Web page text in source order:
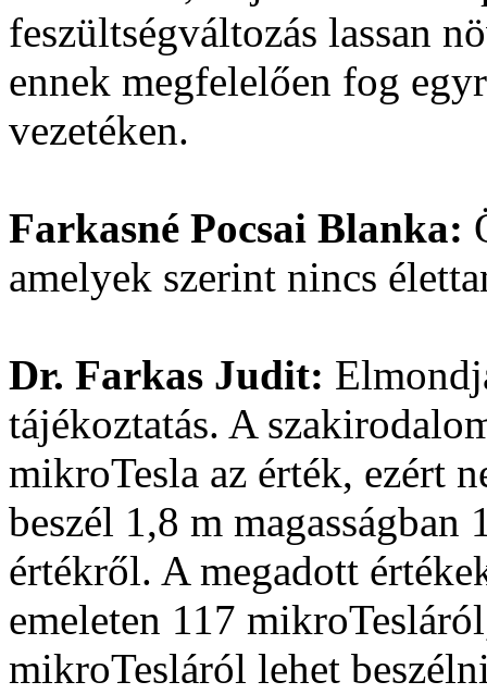
feszültségváltozás lassan
ennek megfelelően fog
vezetéken.
Farkasné Pocsai Blanka:
amelyek szerint nincs
Dr. Farkas Judit:
tájékoztatás. A
mikroTesla az érték, ezért
beszél 1,8 m
értékről. A megadott
emeleten 117
mikroTesláról lehet